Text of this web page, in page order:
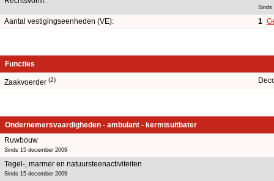
Sinds
Aantal vestigingseenheden (VE): 1
Functies
Zaakvoerder (2)
Ondernemersvaardigheden - ambulant - kermisuitbater
Ruwbouw
Sinds 15 december 2009
Tegel-, marmer en natuursteenactiviteiten
Sinds 15 december 2009